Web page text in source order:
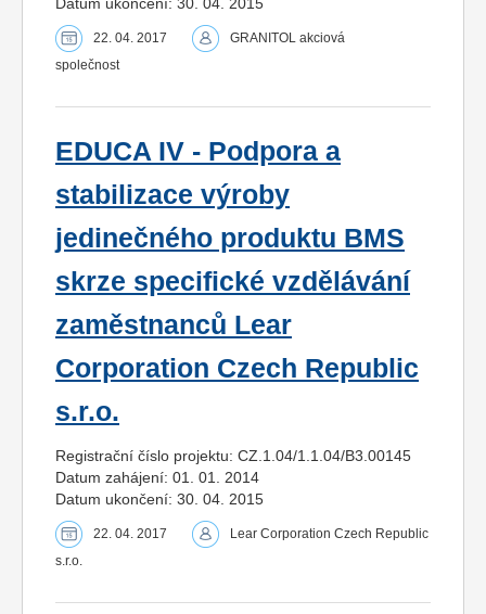
22. 04. 2017
GRANITOL akciová
společnost
EDUCA IV - Podpora a
stabilizace výroby
jedinečného produktu BMS
skrze specifické vzdělávání
zaměstnanců Lear
Corporation Czech Republic
s.r.o.
Registrační číslo projektu: CZ.1.04/1.1.04/B3.00145
Datum zahájení: 01. 01. 2014
Datum ukončení: 30. 04. 2015
22. 04. 2017
Lear Corporation Czech Republic
s.r.o.